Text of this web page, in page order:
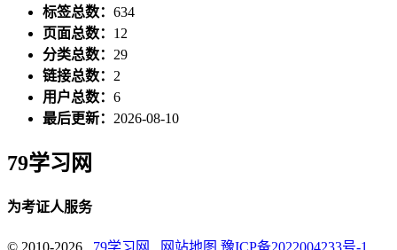
标签总数： 634
页面总数： 12
分类总数： 29
链接总数： 2
用户总数： 6
最后更新： 2026-08-10
79学习网
为考证人服务